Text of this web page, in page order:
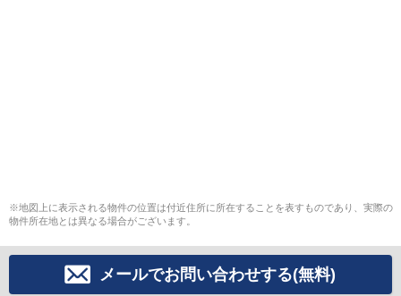
※地図上に表示される物件の位置は付近住所に所在することを表すものであり、実際の
物件所在地とは異なる場合がございます。
メールでお問い合わせする(無料)